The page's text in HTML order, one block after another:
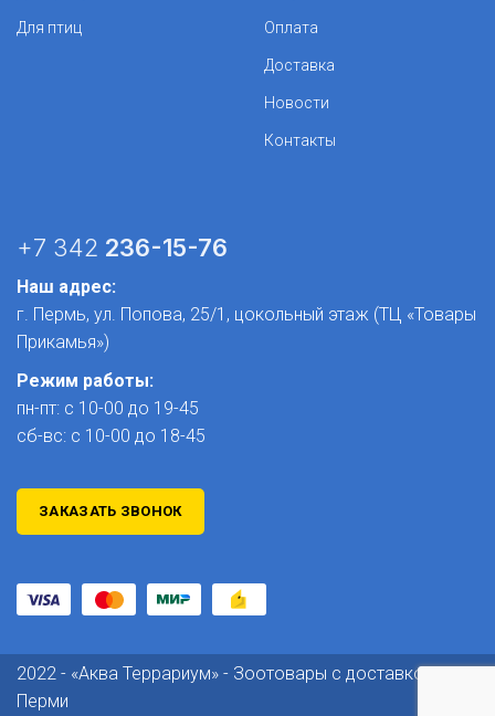
Для птиц Оплата
Доставка
Новости
Контакты
+7 342 236-15-76
Наш адрес:
г. Пермь, ул. Попова, 25/1​, цокольный этаж (ТЦ «Товары
Прикамья»)
Режим работы:
пн-пт: с 10-00 до 19-45
сб-вс: с 10-00 до 18-45
ЗАКАЗАТЬ ЗВОНОК
2022 - «Аква Террариум» - Зоотовары с доставкой по
Перми